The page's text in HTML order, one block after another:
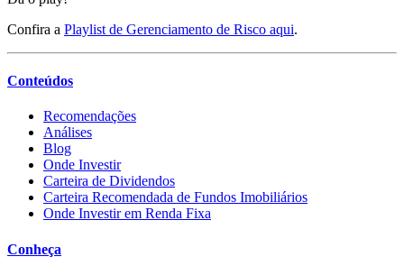
Confira a Playlist de Gerenciamento de Risco aqui.
Conteúdos
Recomendações
Análises
Blog
Onde Investir
Carteira de Dividendos
Carteira Recomendada de Fundos Imobiliários
Onde Investir em Renda Fixa
Conheça